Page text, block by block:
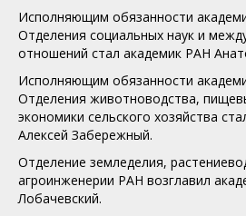
Исполняющим обязанности
Отделения социальных наук и
отношений стал академик РАН
Исполняющим обязанности
Отделения животноводства,
экономики сельского хозяйства
Алексей Забережный.
Отделение земледелия,
агроинженерии РАН возглавил
Лобачевский.